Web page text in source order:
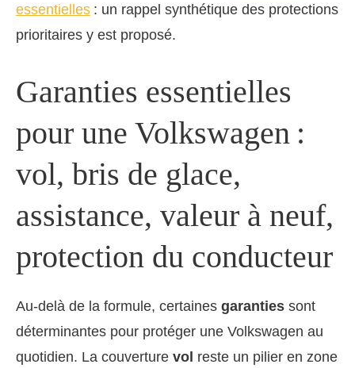
essentielles : un rappel synthétique des protections
prioritaires y est proposé.
Garanties essentielles
pour une Volkswagen :
vol, bris de glace,
assistance, valeur à neuf,
protection du conducteur
Au-delà de la formule, certaines garanties sont
déterminantes pour protéger une Volkswagen au
quotidien. La couverture vol reste un pilier en zone